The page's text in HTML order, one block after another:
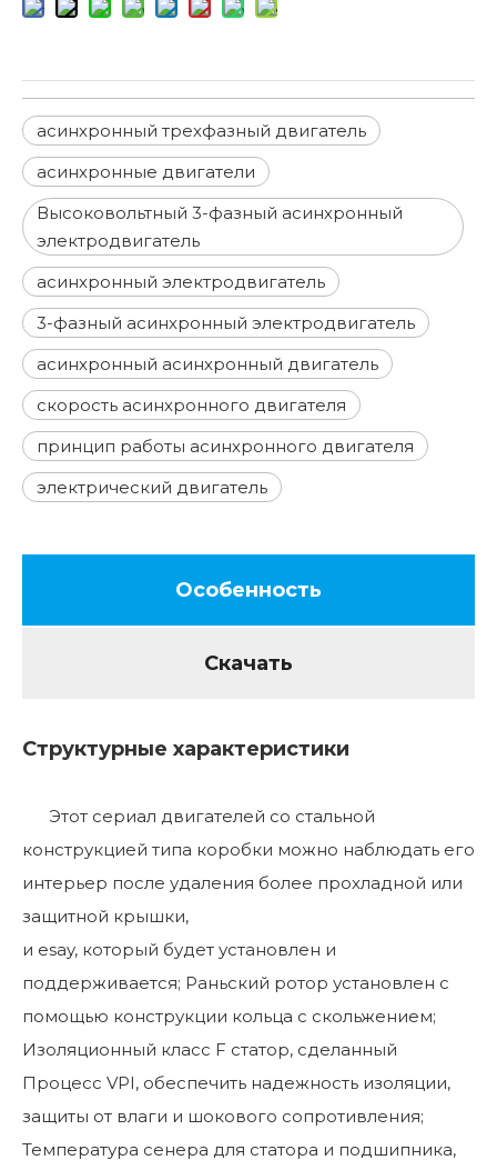
асинхронный трехфазный двигатель
асинхронные двигатели
Высоковольтный 3-фазный асинхронный
электродвигатель
асинхронный электродвигатель
3-фазный асинхронный электродвигатель
асинхронный асинхронный двигатель
скорость асинхронного двигателя
принцип работы асинхронного двигателя
электрический двигатель
Особенность
Скачать
Структурные характеристики
Этот сериал двигателей со стальной
конструкцией типа коробки можно наблюдать его
интерьер после удаления более прохладной или
защитной крышки,
и esay, который будет установлен и
поддерживается; Раньский ротор установлен с
помощью конструкции кольца с скольжением;
Изоляционный класс F статор, сделанный
Процесс VPI, обеспечить надежность изоляции,
защиты от влаги и шокового сопротивления;
Температура сенера для статора и подшипника,